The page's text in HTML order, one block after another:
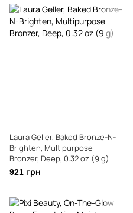
Laura Geller, Baked Bronze-N-
Brighten, Multipurpose
Bronzer, Deep, 0.32 oz (9 g)
921 грн